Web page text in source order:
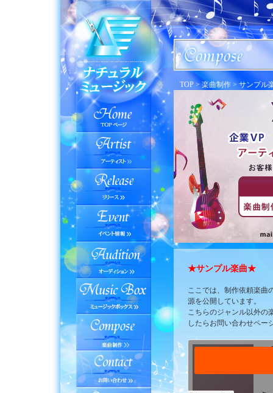
TOP > 楽曲制作 > サンプル
★サンプル楽曲★
ここでは、制作依頼楽曲
源を公開しています。
こちらのジャンル以外の
したらお問い合わせペー